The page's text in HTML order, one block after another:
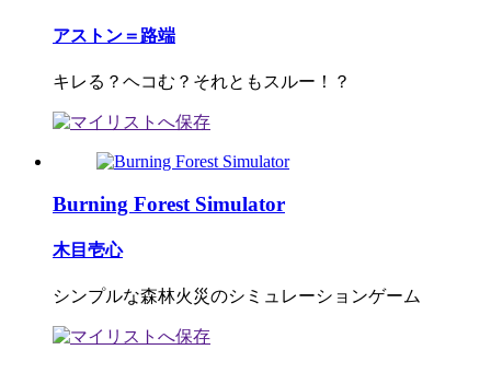
アストン＝路端
キレる？ヘコむ？それともスルー！？
Burning Forest Simulator
木目壱心
シンプルな森林火災のシミュレーションゲーム